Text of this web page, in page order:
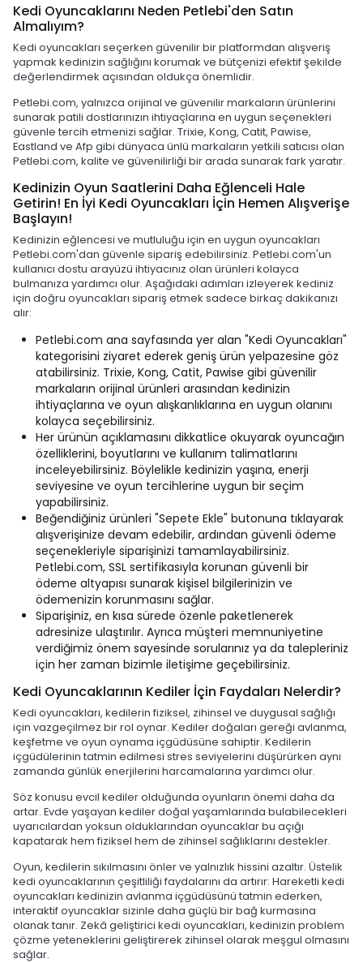
Kedi Oyuncaklarını Neden Petlebi'den Satın
Almalıyım?
Kedi oyuncakları seçerken güvenilir bir platformdan alışveriş
yapmak kedinizin sağlığını korumak ve bütçenizi efektif şekilde
değerlendirmek açısından oldukça önemlidir.
Petlebi.com, yalnızca orijinal ve güvenilir markaların ürünlerini
sunarak patili dostlarınızın ihtiyaçlarına en uygun seçenekleri
güvenle tercih etmenizi sağlar. Trixie, Kong, Catit, Pawise,
Eastland ve Afp gibi dünyaca ünlü markaların yetkili satıcısı olan
Petlebi.com, kalite ve güvenilirliği bir arada sunarak fark yaratır.
Kedinizin Oyun Saatlerini Daha Eğlenceli Hale
Getirin! En İyi Kedi Oyuncakları İçin Hemen Alışverişe
Başlayın!
Kedinizin eğlencesi ve mutluluğu için en uygun oyuncakları
Petlebi.com'dan güvenle sipariş edebilirsiniz. Petlebi.com'un
kullanıcı dostu arayüzü ihtiyacınız olan ürünleri kolayca
bulmanıza yardımcı olur. Aşağıdaki adımları izleyerek kediniz
için doğru oyuncakları sipariş etmek sadece birkaç dakikanızı
alır:
Petlebi.com ana sayfasında yer alan "Kedi Oyuncakları"
kategorisini ziyaret ederek geniş ürün yelpazesine göz
atabilirsiniz. Trixie, Kong, Catit, Pawise gibi güvenilir
markaların orijinal ürünleri arasından kedinizin
ihtiyaçlarına ve oyun alışkanlıklarına en uygun olanını
kolayca seçebilirsiniz.
Her ürünün açıklamasını dikkatlice okuyarak oyuncağın
özelliklerini, boyutlarını ve kullanım talimatlarını
inceleyebilirsiniz. Böylelikle kedinizin yaşına, enerji
seviyesine ve oyun tercihlerine uygun bir seçim
yapabilirsiniz.
Beğendiğiniz ürünleri "Sepete Ekle" butonuna tıklayarak
alışverişinize devam edebilir, ardından güvenli ödeme
seçenekleriyle siparişinizi tamamlayabilirsiniz.
Petlebi.com, SSL sertifikasıyla korunan güvenli bir
ödeme altyapısı sunarak kişisel bilgilerinizin ve
ödemenizin korunmasını sağlar.
Siparişiniz, en kısa sürede özenle paketlenerek
adresinize ulaştırılır. Ayrıca müşteri memnuniyetine
verdiğimiz önem sayesinde sorularınız ya da talepleriniz
için her zaman bizimle iletişime geçebilirsiniz.
Kedi Oyuncaklarının Kediler İçin Faydaları Nelerdir?
Kedi oyuncakları, kedilerin fiziksel, zihinsel ve duygusal sağlığı
için vazgeçilmez bir rol oynar. Kediler doğaları gereği avlanma,
keşfetme ve oyun oynama içgüdüsüne sahiptir. Kedilerin
içgüdülerinin tatmin edilmesi stres seviyelerini düşürürken aynı
zamanda günlük enerjilerini harcamalarına yardımcı olur.
Söz konusu evcil kediler olduğunda oyunların önemi daha da
artar. Evde yaşayan kediler doğal yaşamlarında bulabilecekleri
uyarıcılardan yoksun olduklarından oyuncaklar bu açığı
kapatarak hem fiziksel hem de zihinsel sağlıklarını destekler.
Oyun, kedilerin sıkılmasını önler ve yalnızlık hissini azaltır. Üstelik
kedi oyuncaklarının çeşitliliği faydalarını da artırır: Hareketli kedi
oyuncakları kedinizin avlanma içgüdüsünü tatmin ederken,
interaktif oyuncaklar sizinle daha güçlü bir bağ kurmasına
olanak tanır. Zekâ geliştirici kedi oyuncakları, kedinizin problem
çözme yeteneklerini geliştirerek zihinsel olarak meşgul olmasını
sağlar.